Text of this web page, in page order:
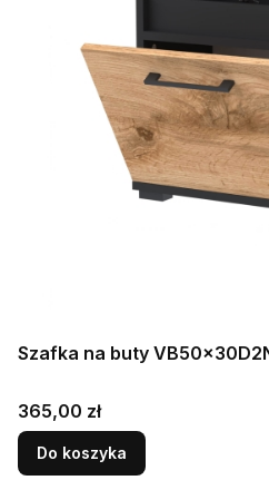
Szafka na buty
Cena
365,00 zł
Do koszyka